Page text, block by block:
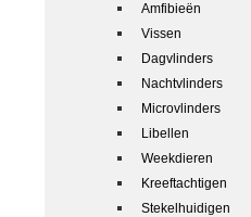
Amfibieën
Vissen
Dagvlinders
Nachtvlinders
Microvlinders
Libellen
Weekdieren
Kreeftachtigen
Stekelhuidigen